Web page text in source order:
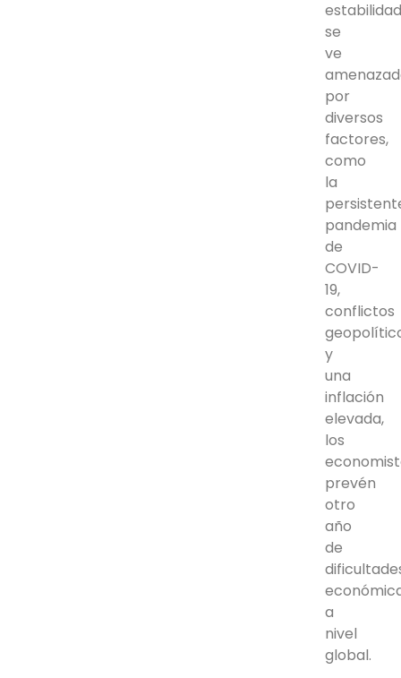
se
ve
por
diversos
factores,
como
la
pandemia
de
COVID-
19,
conflictos
y
una
inflación
elevada,
los
prevén
otro
año
de
a
nivel
global.